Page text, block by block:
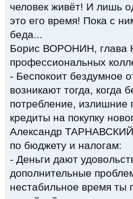
человек живёт! И лишь
это его время! Пока с
беда...
Борис ВОРОНИН, глава
профессиональных
- Беспокоит бездумное
возникают тогда,
потребление, излишние
кредиты на покупку
Александр
по бюджету и налогам:
- Деньги дают
дополнительные
нестабильное время ты